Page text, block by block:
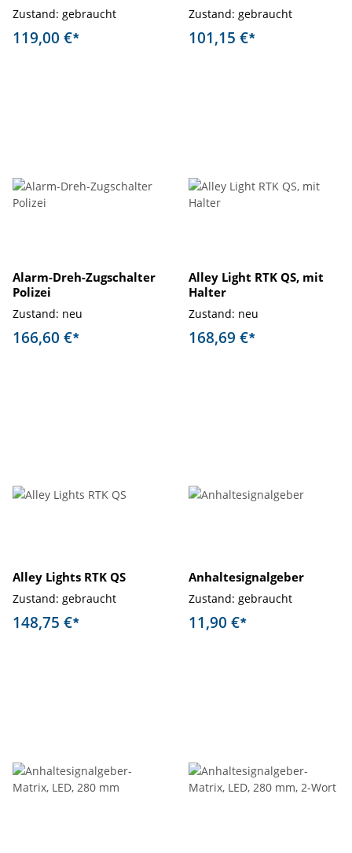
Zustand: gebraucht
119,00 €*
Zustand: gebraucht
101,15 €*
Alarm-Dreh-Zugschalter
Polizei
Zustand: neu
166,60 €*
Alley Light RTK QS, mit
Halter
Zustand: neu
168,69 €*
Alley Lights RTK QS
Zustand: gebraucht
148,75 €*
Anhaltesignalgeber
Zustand: gebraucht
11,90 €*